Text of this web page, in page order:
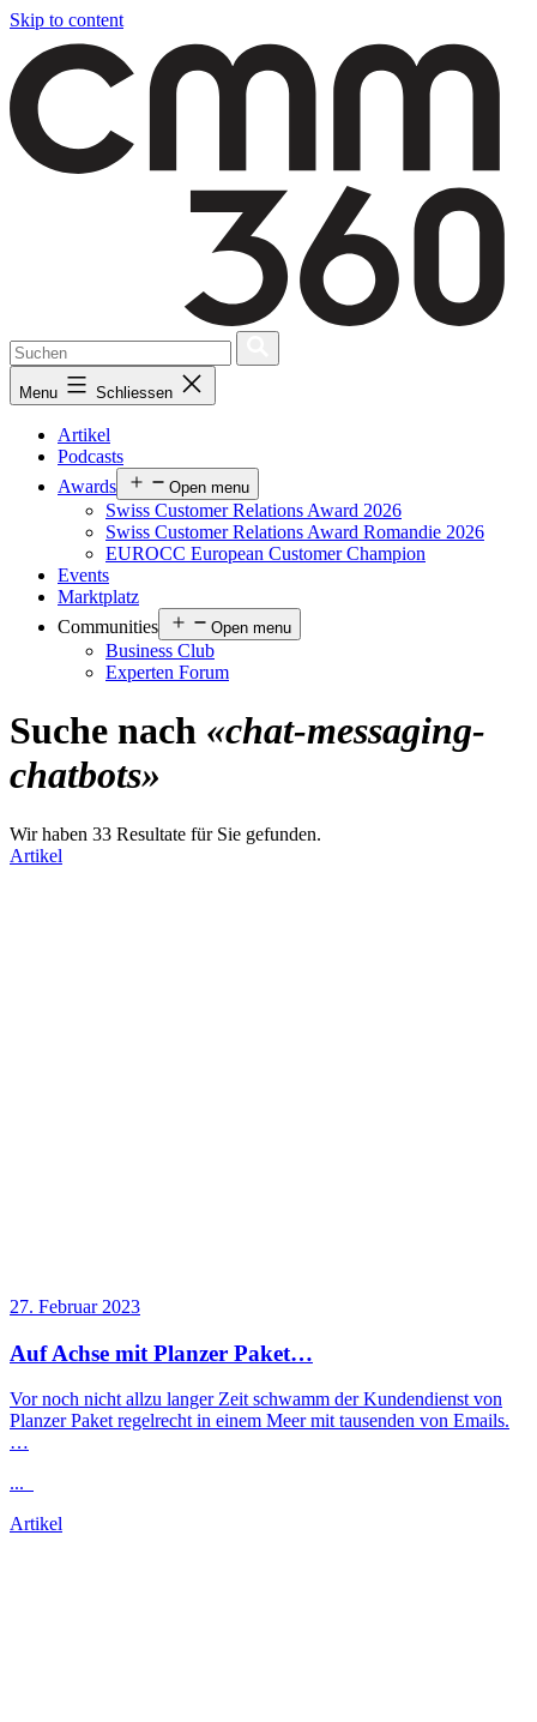
Skip to content
Menu Schliessen
Artikel
Podcasts
Awards
Open menu
Swiss Customer Relations Award 2026
Swiss Customer Relations Award Romandie 2026
EUROCC European Customer Champion
Events
Marktplatz
Communities
Open menu
Business Club
Experten Forum
Suche nach «chat-messaging-
chatbots»
Wir haben 33 Resultate für Sie gefunden.
Artikel
27. Februar 2023
Auf Achse mit Planzer Paket…
Vor noch nicht allzu langer Zeit schwamm der Kundendienst von
Planzer Paket regelrecht in einem Meer mit tausenden von Emails.
…
...
Artikel